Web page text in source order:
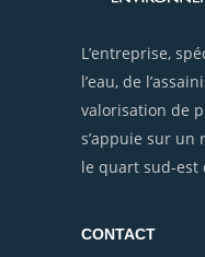
L’entreprise,
l’eau, de
valorisation de
s’appuie sur un
le quart sud-est
CONTACT